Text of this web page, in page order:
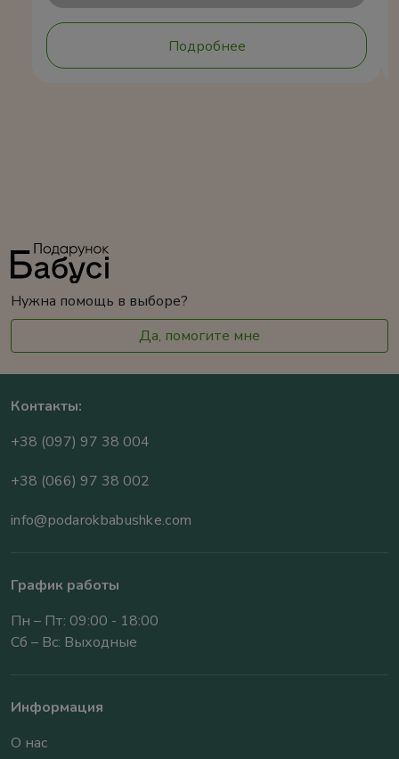
Подробнее
Нужна помощь в выборе?
Да, помогите мне
Контакты:
+38 (097) 97 38 004
+38 (066) 97 38 002
info@podarokbabushke.com
График работы
Пн – Пт: 09:00 - 18:00
Сб – Вс: Выходные
Информация
О нас